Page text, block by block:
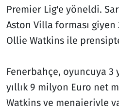
Premier Lig'e yöneldi.
Aston Villa forması giyen
Ollie Watkins ile
Fenerbahçe, oyuncuya 3
yıllık 9 milyon Euro net
Watkins ve menajeriyle